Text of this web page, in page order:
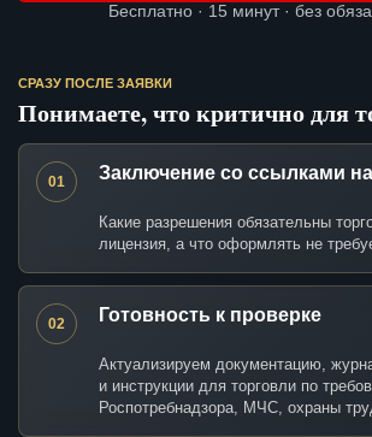
Бесплатно · 15 минут · без
СРАЗУ ПОСЛЕ ЗАЯВКИ
Понимаете, что критично для
01 Заключение со ссылками
Какие разрешения обязательны
лицензия, а что оформлять не
02 Готовность к проверке
Актуализируем документацию,
и инструкции для торговли по
Роспотребнадзора, МЧС, охраны